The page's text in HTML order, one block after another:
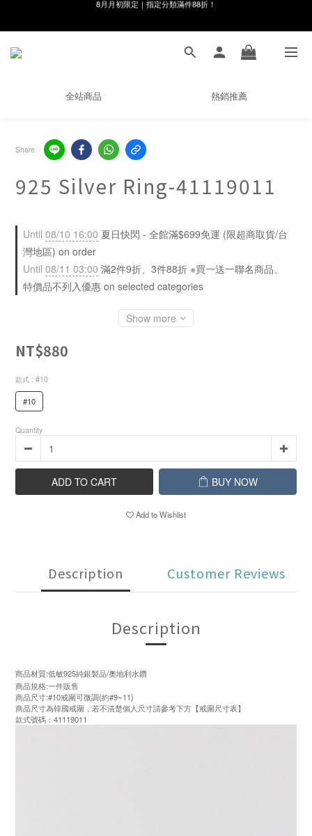
🌸新會員限定🌸註冊送$100購物金
全站商品 熱銷推薦
Share
925 Silver Ring-41119011
Until 08/10 16:00 夏日快閃 - 全館滿$699免運 (限超商取貨/台
灣地區) on order
Until 08/11 03:00 滿2件9折、3件88折 ※買一送一聯名商品、
特價品不列入優惠 on selected categories
Show more
NT$880
款式 : #10
#10
Quantity
ADD TO CART BUY NOW
Add to Wishlist
Description Customer Reviews
Description
商品材質:低敏925純銀製品/奧地利水鑽
商品規格:一件販售
商品尺寸:#10戒圍可微調(約#9~11)
商品尺寸為韓國戒圍，若不清楚個人尺寸請參考下方【戒圍尺寸表】
款式號碼：41119011